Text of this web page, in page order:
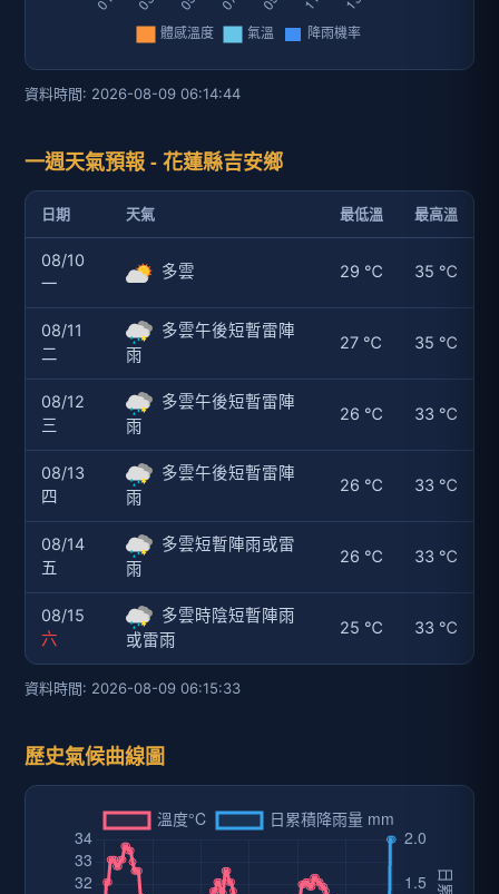
資料時間: 2026-08-09 06:14:44
一週天氣預報 - 花蓮縣吉安鄉
日期 天氣 最低溫 最高溫
08/10
一
多雲 29 ℃ 35 ℃
08/11
二
多雲午後短暫雷陣
雨
27 ℃ 35 ℃
08/12
三
多雲午後短暫雷陣
雨
26 ℃ 33 ℃
08/13
四
多雲午後短暫雷陣
雨
26 ℃ 33 ℃
08/14
五
多雲短暫陣雨或雷
雨
26 ℃ 33 ℃
08/15
六
多雲時陰短暫陣雨
或雷雨
25 ℃ 33 ℃
資料時間: 2026-08-09 06:15:33
歷史氣候曲線圖